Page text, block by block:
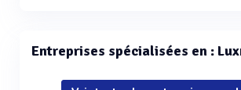
Entreprises spécialisées en :